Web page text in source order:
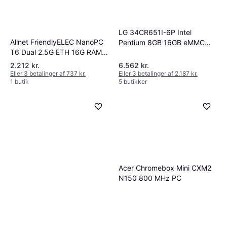
Allnet FriendlyELEC NanoPC
T6 Dual 2.5G ETH 16G RAM
64GB emmC Combo
2.212 kr.
Eller 3 betalinger af 737 kr.
1 butik
LG 34CR651I-6P Intel
Pentium 8GB 16GB eMMC
6.562 kr.
Eller 3 betalinger af 2.187 kr.
5 butikker
Acer Chromebox Mini CXM2
N150 800 MHz PC